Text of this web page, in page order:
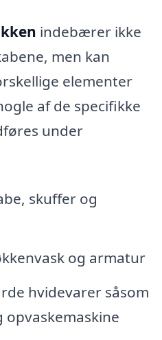
indebærer ikke
men kan
elementer
af de specifikke
under
skuffer og
og armatur
hvidevarer såsom
opvaskemaskine